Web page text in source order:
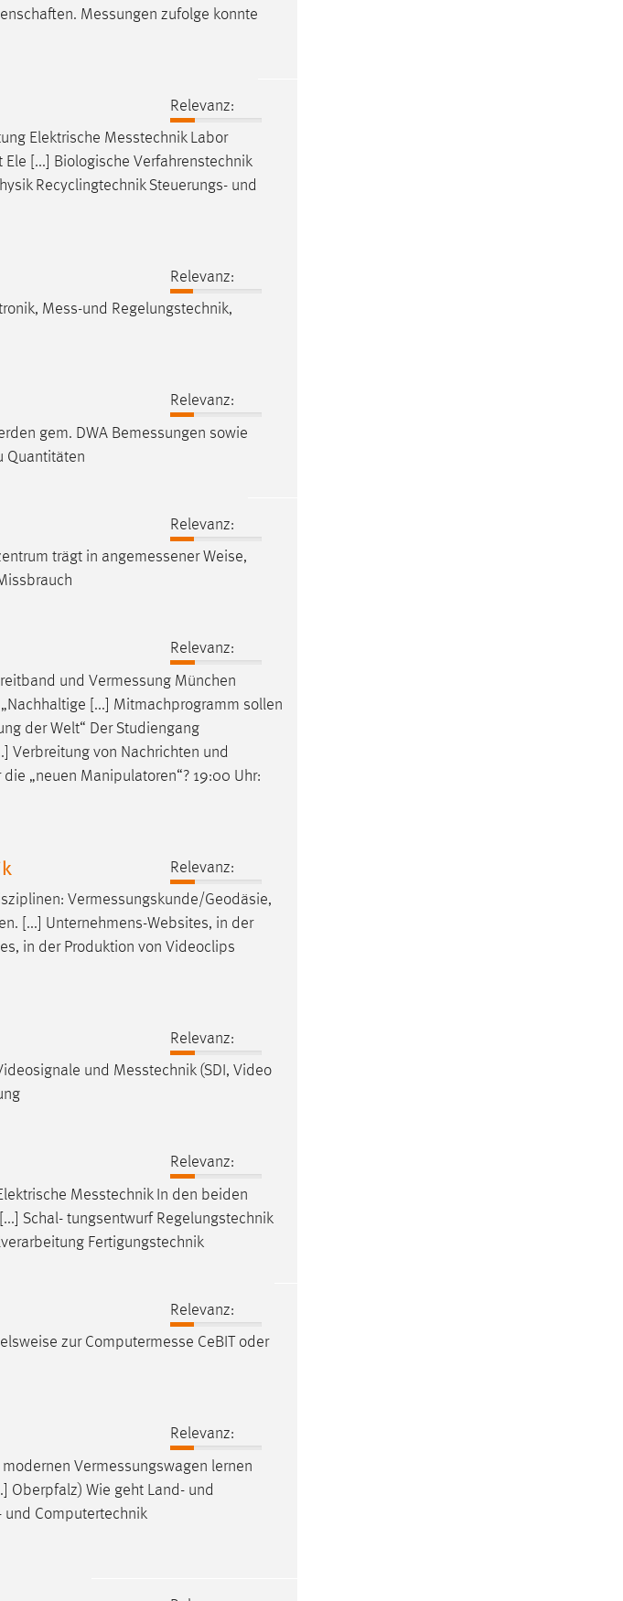
Messungen zufolge konnte
Relevanz:
Elektrische MesstechnikLabor
[...] Biologische Verfahrenstechnik
Recyclingtechnik Steuerungs- und
Relevanz:
Mess-und Regelungstechnik,
Relevanz:
gem. DWA Bemessungen sowie
Quantitäten
Relevanz:
trägt in angemessenerWeise,
Relevanz:
und Vermessung München
[...] Mitmachprogramm sollen
der Welt“ Der Studiengang
Verbreitung von Nachrichten und
die „neuen Manipulatoren“? 19:00 Uhr:
Relevanz:
Vermessungskunde/Geodäsie,
[...] Unternehmens-Websites, in der
, in der Produktion von Videoclips
Relevanz:
und Messtechnik(SDI, Video
Relevanz:
MesstechnikIn den beiden
Schal- tungsentwurf Regelungstechnik
Fertigungstechnik
Relevanz:
zur Computermesse CeBIT oder
Relevanz:
Vermessungswagen lernen
Oberpfalz) Wie geht Land- und
und Computertechnik